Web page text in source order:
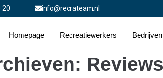
20 info@recrateam.nl
Homepage Recreatiewerkers Bedrijven
Reviews